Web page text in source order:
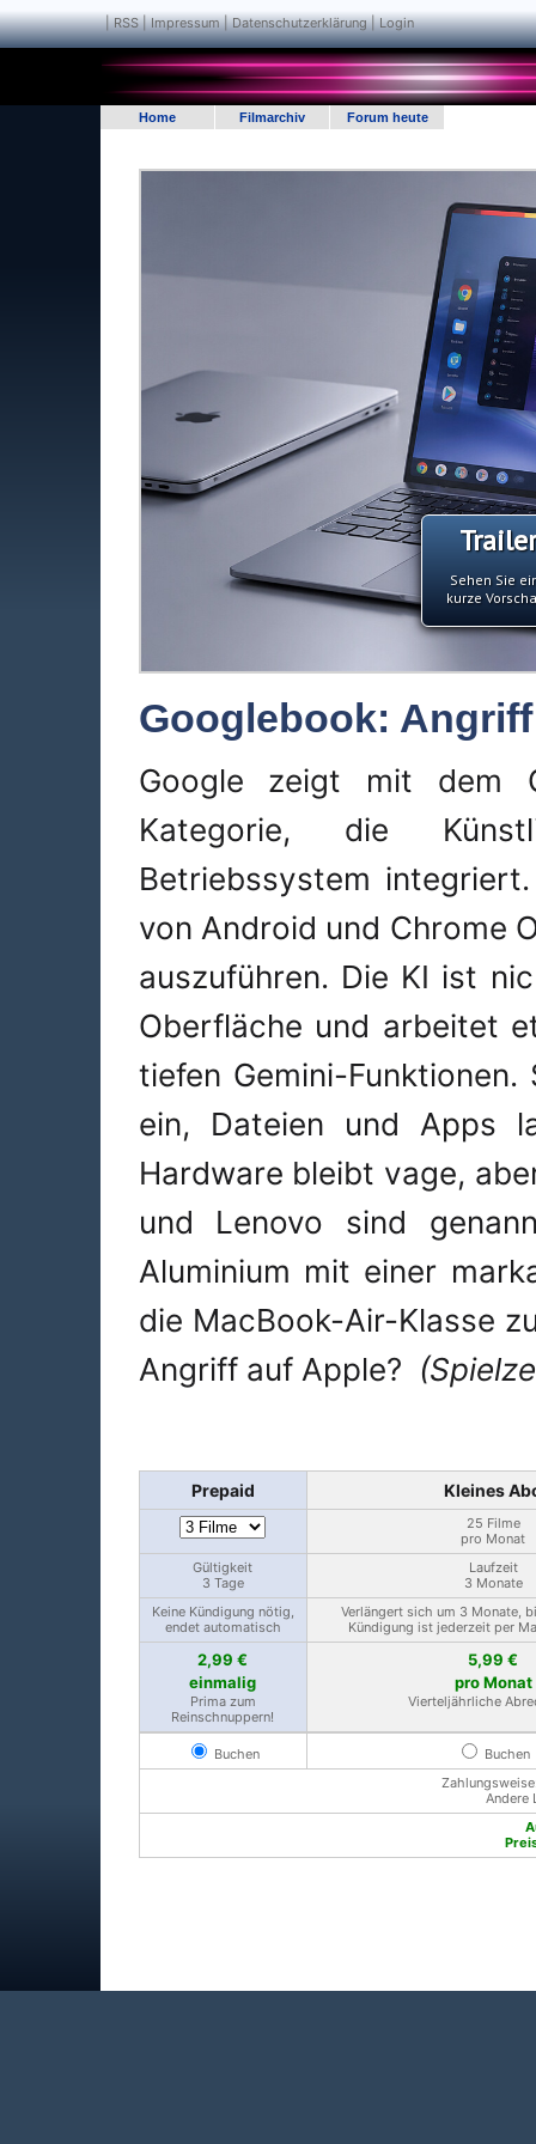
|RSS|Impressum | Datenschutzerklärung|Login
Home Filmarchiv Forum heute
Trailer
Sehen Sie
kurze
Googlebook:
Google zeigt mit dem
Kategorie, die
Betriebssystem
von Android und Chrome
auszuführen. Die KI ist
Oberfläche und arbeitet
tiefen Gemini-
ein, Dateien und Apps
Hardware bleibt vage,
und Lenovo sind
Aluminium mit einer
die MacBook-Air-Klasse
Angriff auf Apple?
Prepaid Kleines
25 Filme
pro Monat
Gültigkeit
3 Tage
Laufzeit
3 Monate
Keine Kündigung nötig,
endet automatisch
Verlängert sich um 3 Monate,
Kündigung ist jederzeit per
2,99 €
einmalig
Prima zum
Reinschnuppern!
5,99 €
pro Monat
Vierteljährliche
Buchen
Buchen
Andere